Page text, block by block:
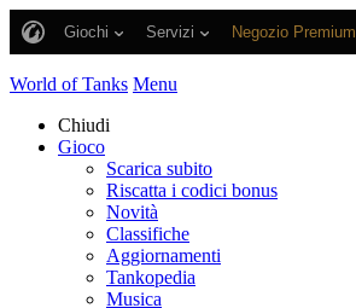
Giochi Servizi Negozio Premium
World of Tanks Menu
Chiudi
Gioco
Scarica subito
Riscatta i codici bonus
Novità
Classifiche
Aggiornamenti
Tankopedia
Musica